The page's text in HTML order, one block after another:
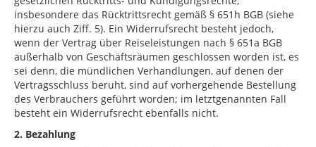
insbesondere das Rücktrittsrecht gemäß § 651h BGB (siehe
hierzu auch Ziff. 5). Ein Widerrufsrecht besteht jedoch,
wenn der Vertrag über Reiseleistungen nach § 651a BGB
außerhalb von Geschäftsräumen geschlossen worden ist, es
sei denn, die mündlichen Verhandlungen, auf denen der
Vertragsschluss beruht, sind auf vorhergehende Bestellung
des Verbrauchers geführt worden; im letztgenannten Fall
besteht ein Widerrufsrecht ebenfalls nicht.
2. Bezahlung